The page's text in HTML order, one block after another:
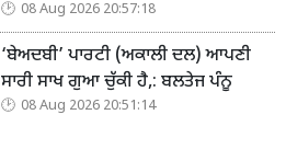
08 Aug 2026 20:57:18
‘ਬੇਅਦਬੀ’ ਪਾਰਟੀ (ਅਕਾਲੀ ਦਲ) ਆਪਣੀ
ਸਾਰੀ ਸਾਖ ਗੁਆ ਚੁੱਕੀ ਹੈ,: ਬਲਤੇਜ ਪੰਨੂ
08 Aug 2026 20:51:14